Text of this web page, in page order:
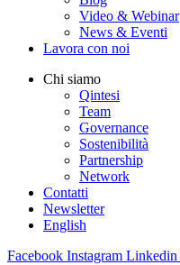
Video & Webinar
News & Eventi
Lavora con noi
Chi siamo
Qintesi
Team
Governance
Sostenibilità
Partnership
Network
Contatti
Newsletter
English
Facebook Instagram Linkedin